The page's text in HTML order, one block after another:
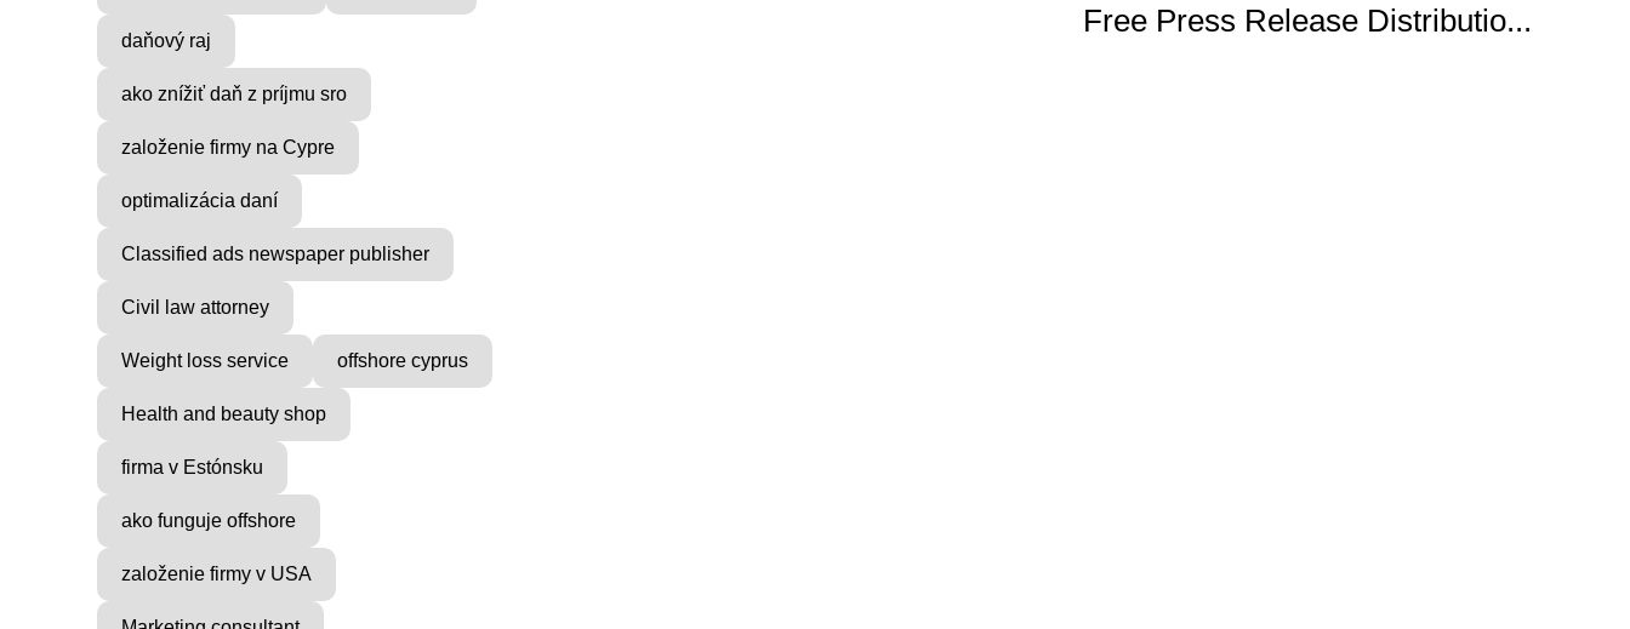
daňový raj
ako znížiť daň z príjmu sro
založenie firmy na Cypre
optimalizácia daní
Classified ads newspaper publisher
Civil law attorney
Weight loss service offshore cyprus
Health and beauty shop
firma v Estónsku
ako funguje offshore
založenie firmy v USA
Find Inner Peace with Raul
Cie...
Free Press Release Distributio...